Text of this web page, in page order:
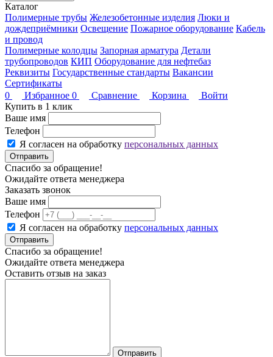
Каталог
Полимерные трубы Железобетонные изделия Люки и
дождеприёмники Освещение Пожарное оборудование Кабель
и провод
Полимерные колодцы Запорная арматура Детали
трубопроводов КИП Оборудование для нефтебаз
Реквизиты Государственные стандарты Вакансии
Сертификаты
0
Избранное 0 Сравнение Корзина
Войти
Купить в 1 клик
Ваше имя
Телефон
Я согласен на обработку персональных данных
Отправить
Спасибо за обращение!
Ожидайте ответа менеджера
Заказать звонок
Ваше имя
Телефон
Я согласен на обработку персональных данных
Отправить
Спасибо за обращение!
Ожидайте ответа менеджера
Оставить отзыв на заказ
Отправить